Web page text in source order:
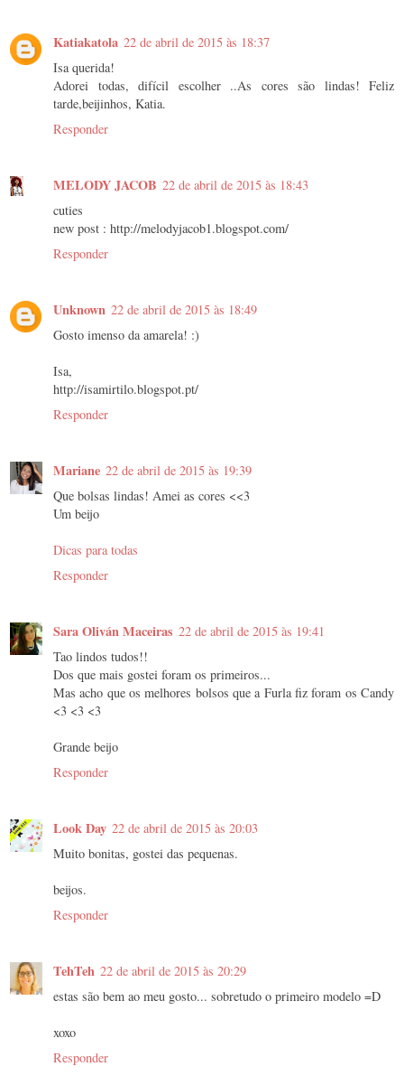
Katiakatola 22 de abril de 2015 às 18:37
Isa querida!
Adorei todas, difícil escolher ..As cores são lindas! Feliz
tarde,beijinhos, Katia.
Responder
MELODY JACOB 22 de abril de 2015 às 18:43
cuties
new post : http://melodyjacob1.blogspot.com/
Responder
Unknown 22 de abril de 2015 às 18:49
Gosto imenso da amarela! :)
Isa,
http://isamirtilo.blogspot.pt/
Responder
Mariane 22 de abril de 2015 às 19:39
Que bolsas lindas! Amei as cores <<3
Um beijo
Dicas para todas
Responder
Sara Oliván Maceiras 22 de abril de 2015 às 19:41
Tao lindos tudos!!
Dos que mais gostei foram os primeiros...
Mas acho que os melhores bolsos que a Furla fiz foram os Candy
<3 <3 <3
Grande beijo
Responder
Look Day 22 de abril de 2015 às 20:03
Muito bonitas, gostei das pequenas.
beijos.
Responder
TehTeh 22 de abril de 2015 às 20:29
estas são bem ao meu gosto... sobretudo o primeiro modelo =D
xoxo
Responder